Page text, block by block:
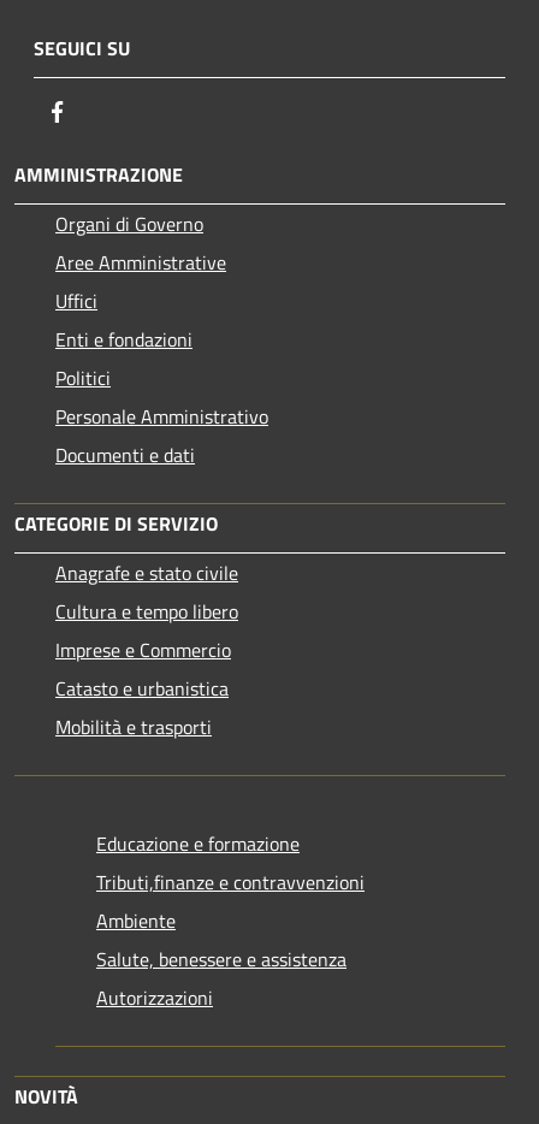
SEGUICI SU
AMMINISTRAZIONE
Organi di Governo
Aree Amministrative
Uffici
Enti e fondazioni
Politici
Personale Amministrativo
Documenti e dati
CATEGORIE DI SERVIZIO
Anagrafe e stato civile
Cultura e tempo libero
Imprese e Commercio
Catasto e urbanistica
Mobilità e trasporti
Educazione e formazione
Tributi,finanze e contravvenzioni
Ambiente
Salute, benessere e assistenza
Autorizzazioni
NOVITÀ